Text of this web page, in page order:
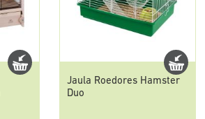
Jaula Roedores Hamster
Duo